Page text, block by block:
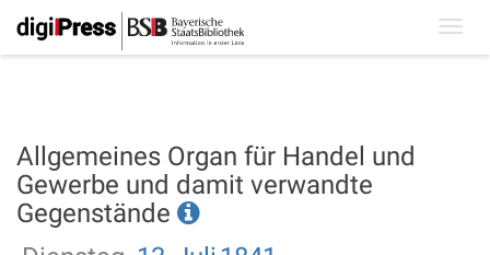
Allgemeines Organ für Handel und
Gewerbe und damit verwandte
Gegenstände